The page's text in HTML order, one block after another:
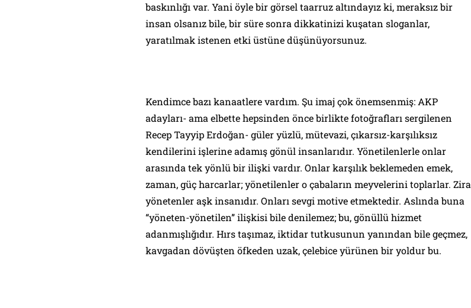
baskınlığı var. Yani öyle bir görsel taarruz altındayız ki, meraksız bir
insan olsanız bile, bir süre sonra dikkatinizi kuşatan sloganlar,
yaratılmak istenen etki üstüne düşünüyorsunuz.
Kendimce bazı kanaatlere vardım. Şu imaj çok önemsenmiş: AKP
adayları- ama elbette hepsinden önce birlikte fotoğrafları sergilenen
Recep Tayyip Erdoğan- güler yüzlü, mütevazi, çıkarsız-karşılıksız
kendilerini işlerine adamış gönül insanlarıdır. Yönetilenlerle onlar
arasında tek yönlü bir ilişki vardır. Onlar karşılık beklemeden emek,
zaman, güç harcarlar; yönetilenler o çabaların meyvelerini toplarlar. Zira
yönetenler aşk insanıdır. Onları sevgi motive etmektedir. Aslında buna
“yöneten-yönetilen” ilişkisi bile denilemez; bu, gönüllü hizmet
adanmışlığıdır. Hırs taşımaz, iktidar tutkusunun yanından bile geçmez,
kavgadan dövüşten öfkeden uzak, çelebice yürünen bir yoldur bu.